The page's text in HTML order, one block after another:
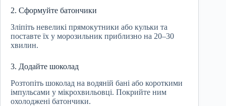
2. Сформуйте батончики
Зліпіть невеликі прямокутники або кульки та
поставте їх у морозильник приблизно на 20–30
хвилин.
3. Додайте шоколад
Розтопіть шоколад на водяній бані або короткими
імпульсами у мікрохвильовці. Покрийте ним
охолоджені батончики.